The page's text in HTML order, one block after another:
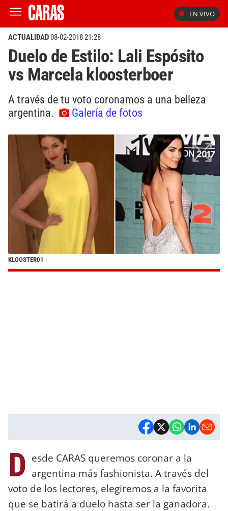
EN VIVO
ACTUALIDAD08-02-2018 21:28
Duelo de Estilo: Lali Espósito
vs Marcela kloosterboer
A través de tu voto coronamos a una belleza
argentina.
Galería de fotos
KLOOSTER01 |
D esde CARAS queremos coronar a la
argentina más fashionista. A través del
voto de los lectores, elegiremos a la favorita
que se batirá a duelo hasta ser la ganadora.